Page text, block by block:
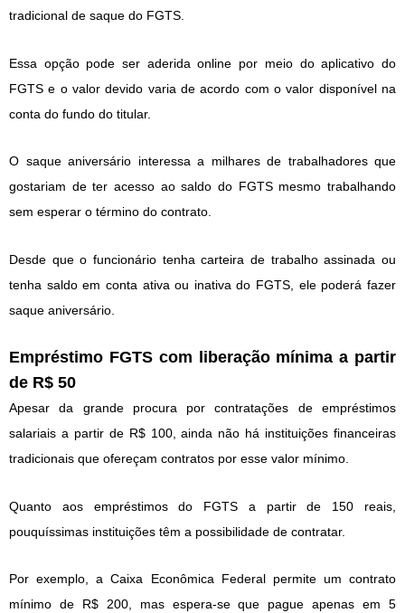
tradicional de saque do FGTS.
Essa opção pode ser aderida online por meio do aplicativo do
FGTS e o valor devido varia de acordo com o valor disponível na
conta do fundo do titular.
O saque aniversário interessa a milhares de trabalhadores que
gostariam de ter acesso ao saldo do FGTS mesmo trabalhando
sem esperar o término do contrato.
Desde que o funcionário tenha carteira de trabalho assinada ou
tenha saldo em conta ativa ou inativa do FGTS, ele poderá fazer
saque aniversário.
Empréstimo FGTS com liberação mínima a partir
de R$ 50
Apesar da grande procura por contratações de empréstimos
salariais a partir de R$ 100, ainda não há instituições financeiras
tradicionais que ofereçam contratos por esse valor mínimo.
Quanto aos empréstimos do FGTS a partir de 150 reais,
pouquíssimas instituições têm a possibilidade de contratar.
Por exemplo, a Caixa Econômica Federal permite um contrato
mínimo de R$ 200, mas espera-se que pague apenas em 5